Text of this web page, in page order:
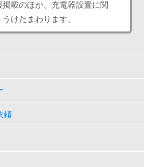
載のほか、充電器設置に関
けたまわります。
頼